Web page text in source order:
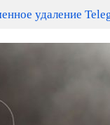
удаление